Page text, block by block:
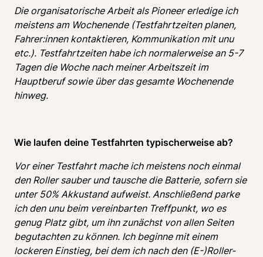
Die organisatorische Arbeit als Pioneer erledige ich
meistens am Wochenende (Testfahrtzeiten planen,
Fahrer:innen kontaktieren, Kommunikation mit unu
etc.). Testfahrtzeiten habe ich normalerweise an 5-7
Tagen die Woche nach meiner Arbeitszeit im
Hauptberuf sowie über das gesamte Wochenende
hinweg.
Wie laufen deine Testfahrten typischerweise ab?
Vor einer Testfahrt mache ich meistens noch einmal
den Roller sauber und tausche die Batterie, sofern sie
unter 50% Akkustand aufweist. Anschließend parke
ich den unu beim vereinbarten Treffpunkt, wo es
genug Platz gibt, um ihn zunächst von allen Seiten
begutachten zu können. Ich beginne mit einem
lockeren Einstieg, bei dem ich nach den (E-)Roller-